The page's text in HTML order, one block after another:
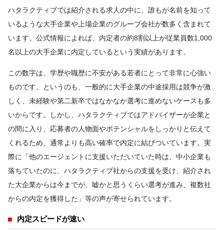
ハタラクティブでは紹介される求人の中に、誰もが名前を知って
いるような大手企業や上場企業のグループ会社が数多く含まれて
います。公式情報によれば、内定者の約8割以上が従業員数1,000
名以上の大手企業に内定しているという実績があります。
この数字は、学歴や職歴に不安がある若者にとって非常に心強い
ものです。というのも、一般的に大手企業の中途採用は競争が激
しく、未経験や第二新卒ではなかなか選考に進めないケースも多
いからです。しかし、ハタラクティブではアドバイザーが企業と
の間に入り、応募者の人物面やポテンシャルをしっかりと伝えて
くれるため、通常よりも高い確率で内定に結びついています。実
際に「他のエージェントに支援いただいていた時は、中小企業も
落ちていたのに、ハタラクティブ社からの支援を受け、紹介され
た大企業からは今までが、嘘かと思うくらい選考が進み、複数社
からの内定を獲得した」等の声が寄せられています。
内定スピードが速い